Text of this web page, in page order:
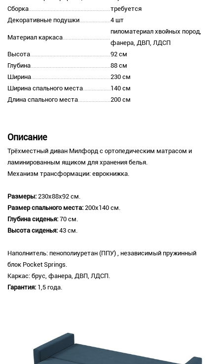
Сборка
требуется
Декоративные подушки
4 шт
Материал каркаса
пиломатериал хвойных пород,
фанера, ДВП, ЛДСП
Высота
92 см
Глубина
88 см
Ширина
230 см
Ширина спального места
140 см
Длина спального места
200 см
Описание
Трёхместный диван Милфорд с ортопедическим матрасом и
ламинированным ящиком для хранения белья.
Механизм трансформации: еврокнижка.
Размеры: 230х88х92 см.
Размер спального места: 200х140 см.
Глубина сиденья: 70 см.
Высота сиденья: 43 см.
Наполнитель: пенополиуретан (ППУ) , независимый пружинный
блок Pocket Springs.
Каркас: брус, фанера, ДВП, ЛДСП.
Гарантия: 1,5 года.